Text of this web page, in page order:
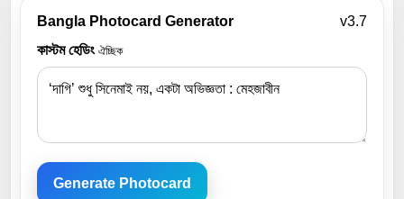
Bangla Photocard Generator
v3.7
কাস্টম হেডিং ঐচ্ছিক
Generate Photocard